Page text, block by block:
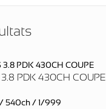
PDK 430CH COUPE